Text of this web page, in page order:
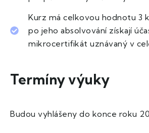
Kurz má celkovou hodnotu 3
po jeho absolvování získají
mikrocertifikát uznávaný v
Termíny výuky
Budou vyhlášeny do konce roku